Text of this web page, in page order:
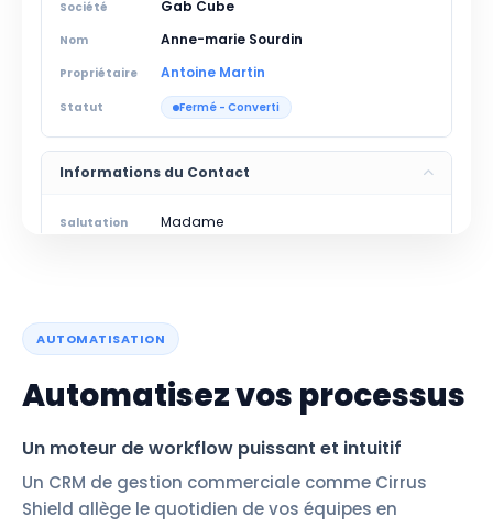
Société Gab Cube
Nom Anne-marie Sourdin
Propriétaire Antoine Martin
Statut Fermé - Converti
Informations du Contact
Salutation Madame
AUTOMATISATION
Automatisez vos processus
Un moteur de workflow puissant et intuitif
Un CRM de gestion commerciale comme Cirrus
Shield allège le quotidien de vos équipes en